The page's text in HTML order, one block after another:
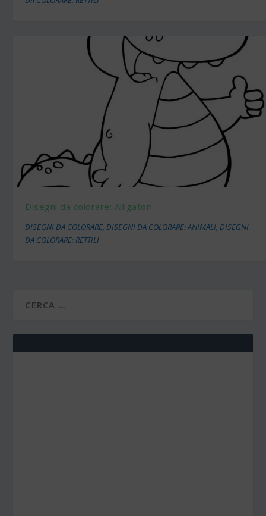
Disegni da colorare: Alligatori
DISEGNI DA COLORARE,DISEGNI DA COLORARE: ANIMALI,DISEGNI
DA COLORARE: RETTILI